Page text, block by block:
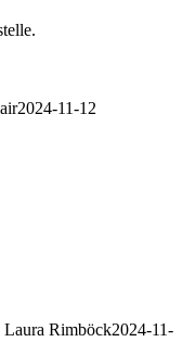
2024-11-12
Laura Rimböck2024-11-